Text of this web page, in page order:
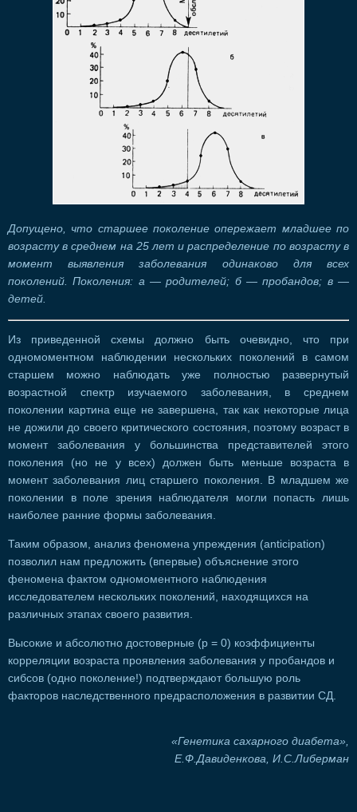
Допущено, что старшее поколение опережает младшее по
возрасту в среднем на 25 лет и распределение по возрасту в
момент выявления заболевания одинаково для всех
поколений. Поколения: а — родителей; б — пробандов; в —
детей.
Из приведенной схемы должно быть очевидно, что при
одномоментном наблюдении нескольких поколений в самом
старшем можно наблюдать уже полностью развернутый
возрастной спектр изучаемого заболевания, в среднем
поколении картина еще не завершена, так как некоторые лица
не дожили до своего критического состояния, поэтому возраст в
момент заболевания у большинства представителей этого
поколения (но не у всех) должен быть меньше возраста в
момент заболевания лиц старшего поколения. В младшем же
поколении в поле зрения наблюдателя могли попасть лишь
наиболее ранние формы заболевания.
Таким образом, анализ феномена упреждения (anticipation)
позволил нам предложить (впервые) объяснение этого
феномена фактом одномоментного наблюдения
исследователем нескольких поколений, находящихся на
различных этапах своего развития.
Высокие и абсолютно достоверные (р = 0) коэффициенты
корреляции возраста проявления заболевания у пробандов и
сибсов (одно поколение!) подтверждают большую роль
факторов наследственного предрасположения в развитии СД.
«Генетика сахарного диабета»,
Е.Ф.Давиденкова, И.С.Либерман